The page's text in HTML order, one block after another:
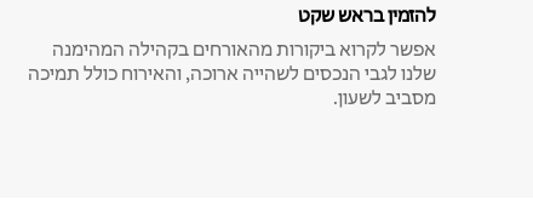
להזמין בראש שקט
אפשר לקרוא ביקורות מהאורחים בקהילה המהימנה
שלנו לגבי הנכסים לשהייה ארוכה, והאירוח כולל תמיכה
מסביב לשעון.